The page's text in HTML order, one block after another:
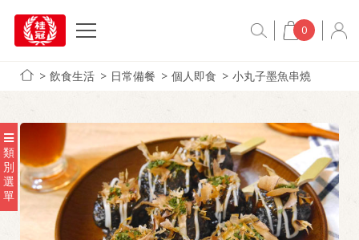
0
飲食生活 日常備餐 個人即食 小丸子墨魚串燒
類
別
選
單